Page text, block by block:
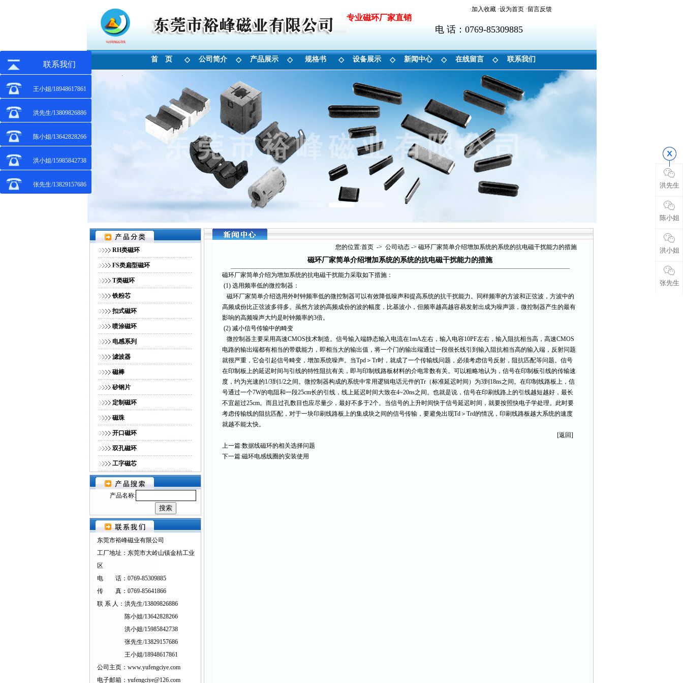
·加入收藏·设为首页·留言反馈
专业磁环厂家直销
电 话：0769-85309885
首 页 ◇ 公司简介 ◇ 产品展示 ◇ 规格书 ◇ 设备展示 ◇ 新闻中心 ◇ 在线留言 ◇ 联系我们
网站首页｜公司简介｜产品展示｜供求商机｜人才招聘｜公司动态｜产品规格｜幻灯片｜设备展示｜客户留言｜联系方式
RH类磁环
FS类扁型磁环
T类磁环
铁粉芯
扣式磁环
喷涂磁环
电感系列
滤波器
磁棒
矽钢片
定制磁环
磁珠
开口磁环
双孔磁环
工字磁芯
产品名称:
东莞市裕峰磁业有限公司
工厂地址：东莞市大岭山镇金桔工业
区
电 话：0769-85309885
传 真：0769-85641866
联 系 人：洪先生/13809826886
陈小姐/13642828266
洪小姐/15985842738
张先生/13829157686
王小姐/18948617861
公司主页：www.yufengciye.com
电子邮箱：yufengciye@126.com
您的位置:首页-> 公司动态-> 磁环厂家简单介绍增加系统的系统的抗电磁干扰能力的措施
磁环厂家简单介绍增加系统的系统的抗电磁干扰能力的措施
磁环厂家简单介绍为增加系统的抗电磁干扰能力采取如下措施：
(1) 选用频率低的微控制器：
磁环厂家简单介绍选用外时钟频率低的微控制器可以有效降低噪声和提高系统的抗干扰能力。同样频率的方波和正弦波，方波中的
高频成份比正弦波多得多。虽然方波的高频成份的波的幅度，比基波小，但频率越高越容易发射出成为噪声源，微控制器产生的最有
影响的高频噪声大约是时钟频率的3倍。
(2) 减小信号传输中的畸变
微控制器主要采用高速CMOS技术制造。信号输入端静态输入电流在1mA左右，输入电容10PF左右，输入阻抗相当高，高速CMOS
电路的输出端都有相当的带载能力，即相当大的输出值，将一个门的输出端通过一段很长线引到输入阻抗相当高的输入端，反射问题
就很严重，它会引起信号畸变，增加系统噪声。当Tpd＞Tr时，就成了一个传输线问题，必须考虑信号反射，阻抗匹配等问题。信号
在印制板上的延迟时间与引线的特性阻抗有关，即与印制线路板材料的介电常数有关。可以粗略地认为，信号在印制板引线的传输速
度，约为光速的1/3到1/2之间。微控制器构成的系统中常用逻辑电话元件的Tr（标准延迟时间）为3到18ns之间。在印制线路板上，信
号通过一个7W的电阻和一段25cm长的引线，线上延迟时间大致在4~20ns之间。也就是说，信号在印刷线路上的引线越短越好，最长
不宜超过25cm。而且过孔数目也应尽量少，最好不多于2个。当信号的上升时间快于信号延迟时间，就要按照快电子学处理。此时要
考虑传输线的阻抗匹配，对于一块印刷线路板上的集成块之间的信号传输，要避免出现Td＞Trd的情况，印刷线路板越大系统的速度
就越不能太快。
[返回]
上一篇:数据线磁环的相关选择问题
下一篇:磁环电感线圈的安装使用
联系我们
王小姐/18948617861
洪先生/13809826886
陈小姐/13642828266
洪小姐/15985842738
张先生/13829157686 洪先生
陈小姐
洪小姐
张先生